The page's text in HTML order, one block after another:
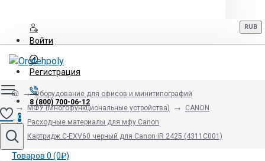
Войти
Регистрация
8 (800) 700-06-12
RUB
0
Товаров 0 (0₽)
Оборудование для офисов и минитипографий
МФУ (Многофункциональные устройства)
CANON
Расходные материалы для мфу Canon
Картридж C-EXV60 черный для Canon iR 2425 (4311C001)